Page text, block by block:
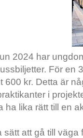
2024 har
För en
600 kr. Detta är
i
ha lika rätt till en
sätt att gå till